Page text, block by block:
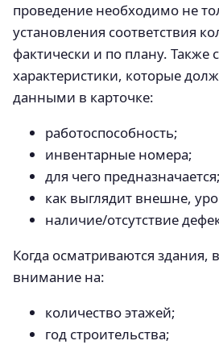
проведение необходимо не
установления соответствия
фактически и по плану. Также
характеристики, которые
данными в карточке:
работоспособность;
инвентарные номера;
для чего предназначается;
как выглядит внешне,
наличие/отсутствие
Когда осматриваются здания,
внимание на:
количество этажей;
год строительства;